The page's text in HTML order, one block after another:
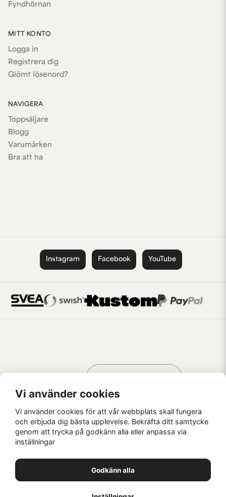
Fyndhörnan
MITT KONTO
Logga in
Registrera dig
Glömt lösenord?
NAVIGERA
Toppsäljare
Blogg
Varumärken
Bra att ha
Instagram Facebook YouTube
Kaffebrus AB, Förskeppsgatan 2, 271 55 Ystad
AV KREATÖRER
Vi använder cookies
Vi använder cookies för att vår webbplats skall fungera
och erbjuda dig bästa upplevelse. Bekräfta ditt samtycke
genom att trycka på godkänn alla eller anpassa via
inställningar
Godkänn alla